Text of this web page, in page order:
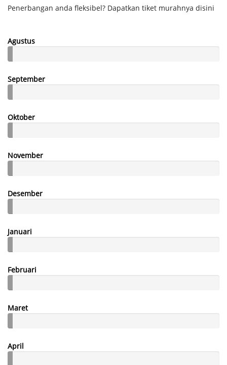
Penerbangan anda fleksibel? Dapatkan tiket murahnya disini
Agustus
September
Oktober
November
Desember
Januari
Februari
Maret
April